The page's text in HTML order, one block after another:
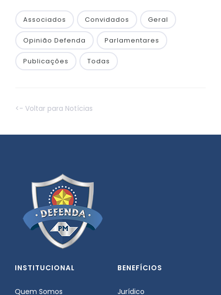
Associados Convidados Geral
Opinião Defenda Parlamentares
Publicações Todas
<- Voltar para Notícias
INSTITUCIONAL
Quem Somos
BENEFÍCIOS
Jurídico